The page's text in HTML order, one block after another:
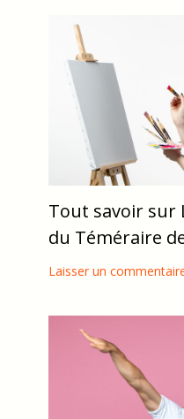
Tout savoir sur
du Téméraire
Laisser un